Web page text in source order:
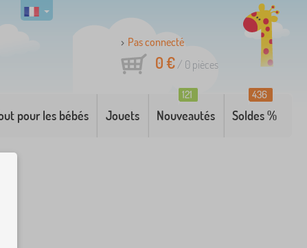
Pas connecté
0 €/ 0 pièces
pour les bébés Jouets Nouveautés
121
Soldes %
436